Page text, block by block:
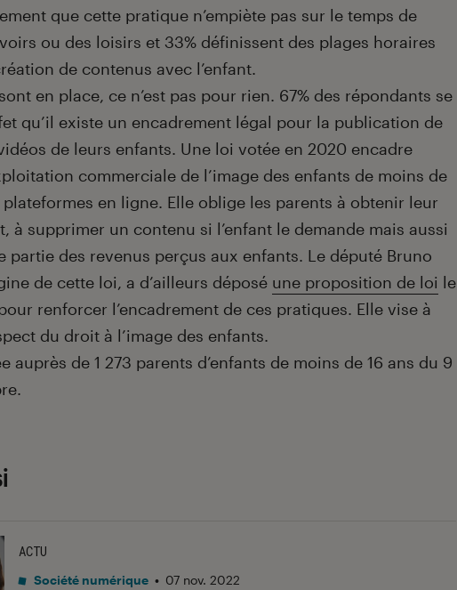
que cette pratique n’empiète pas sur le temps de
ou des loisirs et 33% définissent des plages horaires
de contenus avec l’enfant.
en place, ce n’est pas pour rien. 67% des répondants se
qu’il existe un encadrement légal pour la publication de
de leurs enfants. Une loi votée en 2020 encadre
commerciale de l’image des enfants de moins de
plateformes en ligne. Elle oblige les parents à obtenir leur
à supprimer un contenu si l’enfant le demande mais aussi
partie des revenus perçus aux enfants. Le député Bruno
de cette loi, a d’ailleurs déposé une proposition de loi le
renforcer l’encadrement de ces pratiques. Elle vise à
du droit à l’image des enfants.
auprès de 1 273 parents d’enfants de moins de 16 ans du 9
ACTU
Société numérique • 07 nov. 2022